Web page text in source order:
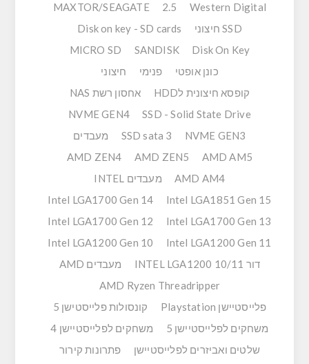
Western Digital
2.5
MAXTOR/SEAGATE
SSD חיצוני
Disk on key - SD cards
Disk On Key
SANDISK
MICRO SD
כונן אופטי
פנימי
חיצוני
קופסא חיצונית לHDD
אחסון רשת NAS
SSD - Solid State Drive
NVME GEN4
NVME GEN3
SSD sata 3
מעבדים
AMD AM5
AMD ZEN5
AMD ZEN4
AMD AM4
מעבדים INTEL
Intel LGA1851 Gen 15
Intel LGA1700 Gen 14
Intel LGA1700 Gen 13
Intel LGA1700 Gen 12
Intel LGA1200 Gen 11
Intel LGA1200 Gen 10
דור 10/11 INTEL LGA1200
מעבדים AMD
AMD Ryzen Threadripper
פלייסטיישן Playstation
קונסולות פלייסטישן 5
משחקים לפלייסטיישן 5
משחקים לפלייסטיישן 4
שלטים ואביזרים לפלייסטיישן
פתרונות קירור